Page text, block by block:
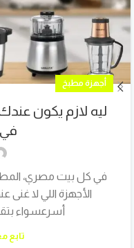
أجهزة مطبخ
ليه لازم يكون
في كل بيت مصري،
أسرعسواء
تابع